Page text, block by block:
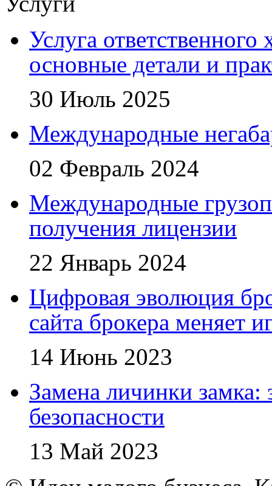
Услуга
основные детали и
30 Июль 2025
Международные
02 Февраль 2024
Международные
получения лицензии
22 Январь 2024
Цифровая эволюция
сайта брокера меняет
14 Июнь 2023
Замена личинки замка:
безопасности
13 Май 2023